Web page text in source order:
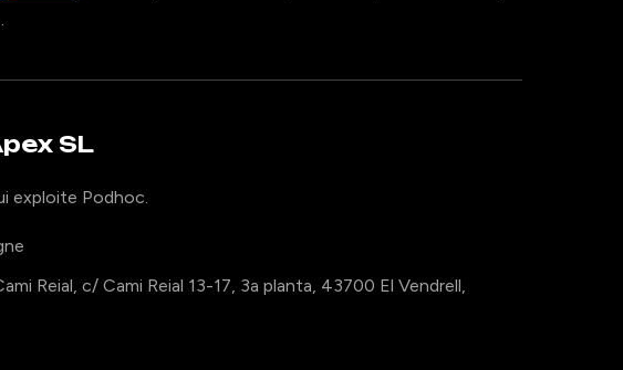
SL
exploite Podhoc.
Reial, c/ Cami Reial 13-17, 3a planta, 43700 El Vendrell,